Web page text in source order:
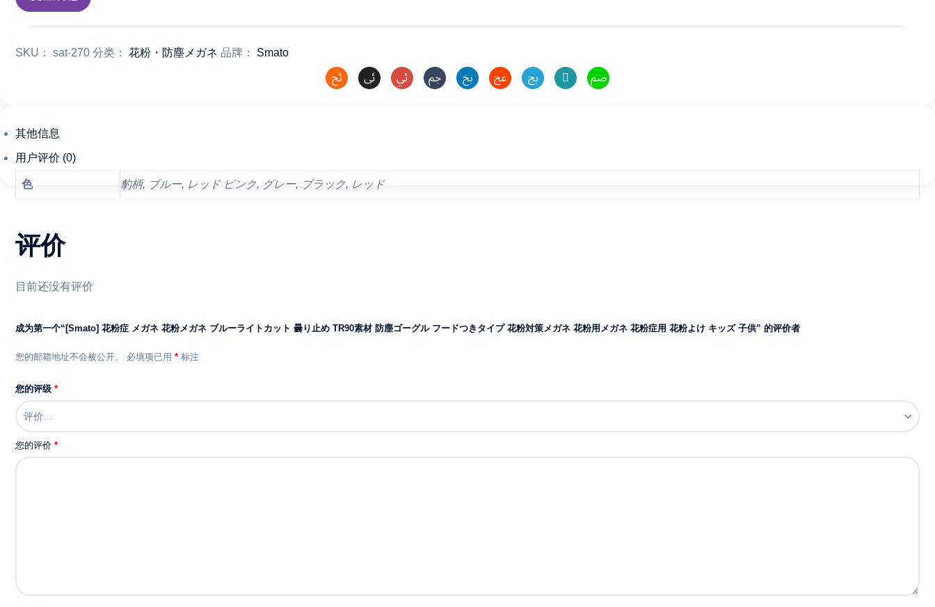
ネ
メ
ー
ラ
イ
ト
ト
曇
止
TR90
材
塵
ゴ
ー
グ
ル
プ
SKU： sat-270 分类： 花粉・防塵メガネ 品牌： Smato
其他信息
用户评价 (0)
色 豹柄, ブルー, レッド ピンク, グレー, ブラック, レッド
评价
目前还没有评价
成为第一个“[Smato] 花粉症 メガネ 花粉メガネ ブルーライトカット 曇り止め TR90素材 防塵ゴーグル フードつきタイプ 花粉対策メガネ 花粉用メガネ 花粉症用 花粉よけ キッズ 子供” 的评价者
您的邮箱地址不会被公开。 必填项已用 * 标注
您的评级 *
您的评价 *